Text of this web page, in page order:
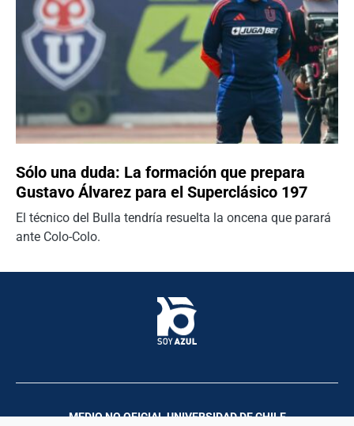
Sólo una duda: La formación que prepara
Gustavo Álvarez para el Superclásico 197
El técnico del Bulla tendría resuelta la oncena que parará
ante Colo-Colo.
MEDIO NO OFICIAL UNIVERSIDAD DE CHILE